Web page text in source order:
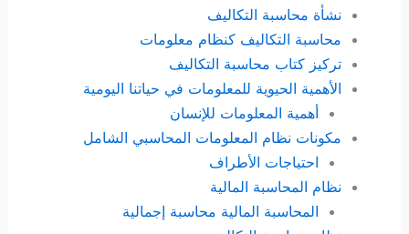
نشأة محاسبة التكاليف
محاسبة التكاليف كنظام معلومات
تركيز كتاب محاسبة التكاليف
الأهمية الحيوية للمعلومات في حياتنا اليومية
أهمية المعلومات للإنسان
مكونات نظام المعلومات المحاسبي الشامل
احتياجات الأطراف
نظام المحاسبة المالية
المحاسبة المالية محاسبة إجمالية